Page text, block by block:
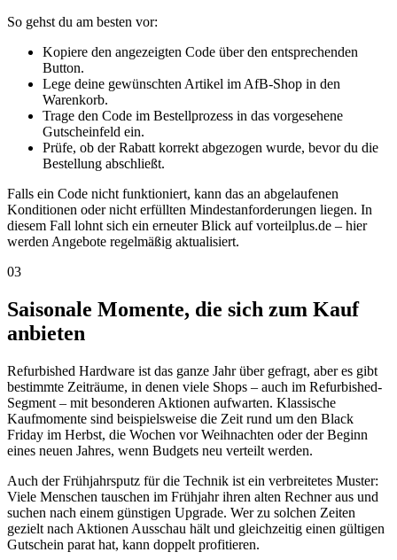
So gehst du am besten vor:
Kopiere den angezeigten Code über den entsprechenden
Button.
Lege deine gewünschten Artikel im AfB-Shop in den
Warenkorb.
Trage den Code im Bestellprozess in das vorgesehene
Gutscheinfeld ein.
Prüfe, ob der Rabatt korrekt abgezogen wurde, bevor du die
Bestellung abschließt.
Falls ein Code nicht funktioniert, kann das an abgelaufenen
Konditionen oder nicht erfüllten Mindestanforderungen liegen. In
diesem Fall lohnt sich ein erneuter Blick auf vorteilplus.de – hier
werden Angebote regelmäßig aktualisiert.
03
Saisonale Momente, die sich zum Kauf
anbieten
Refurbished Hardware ist das ganze Jahr über gefragt, aber es gibt
bestimmte Zeiträume, in denen viele Shops – auch im Refurbished-
Segment – mit besonderen Aktionen aufwarten. Klassische
Kaufmomente sind beispielsweise die Zeit rund um den Black
Friday im Herbst, die Wochen vor Weihnachten oder der Beginn
eines neuen Jahres, wenn Budgets neu verteilt werden.
Auch der Frühjahrsputz für die Technik ist ein verbreitetes Muster:
Viele Menschen tauschen im Frühjahr ihren alten Rechner aus und
suchen nach einem günstigen Upgrade. Wer zu solchen Zeiten
gezielt nach Aktionen Ausschau hält und gleichzeitig einen gültigen
Gutschein parat hat, kann doppelt profitieren.